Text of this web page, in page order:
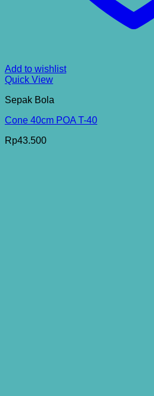
Add to wishlist
Quick View
Sepak Bola
Cone 40cm POA T-40
Rp43.500